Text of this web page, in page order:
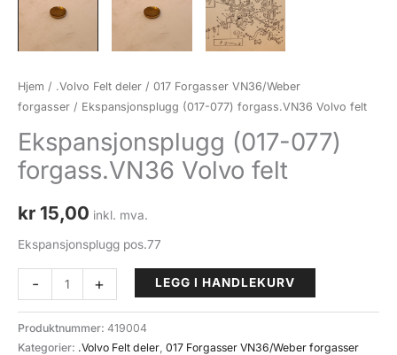
Hjem / .Volvo Felt deler / 017 Forgasser VN36/Weber
forgasser / Ekspansjonsplugg (017-077) forgass.VN36 Volvo felt
Ekspansjonsplugg (017-077)
forgass.VN36 Volvo felt
kr 15,00 inkl. mva.
Ekspansjonsplugg pos.77
-
Ekspansjonsplugg
(017-
077)
forgass.VN36
+ LEGG I HANDLEKURV
Produktnummer: 419004
Kategorier: .Volvo Felt deler 017 Forgasser VN36/Weber forgasser